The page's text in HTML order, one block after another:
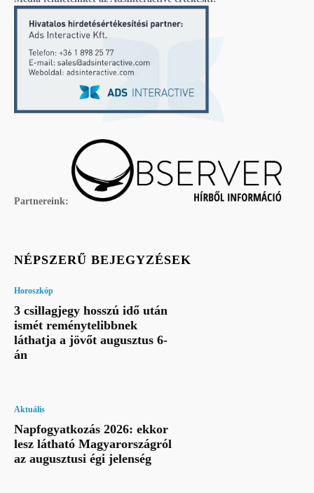
Partnereink:
NÉPSZERŰ BEJEGYZÉSEK
Horoszkóp
3 csillagjegy hosszú idő után
ismét reménytelibbnek
láthatja a jövőt augusztus 6-
án
Aktuális
Napfogyatkozás 2026: ekkor
lesz látható Magyarországról
az augusztusi égi jelenség